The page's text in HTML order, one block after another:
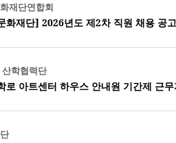
재단연합회
화재단] 2026년도 제2차 직원 채용 공고
학협력단
로 아트센터 하우스 안내원 기간제 근